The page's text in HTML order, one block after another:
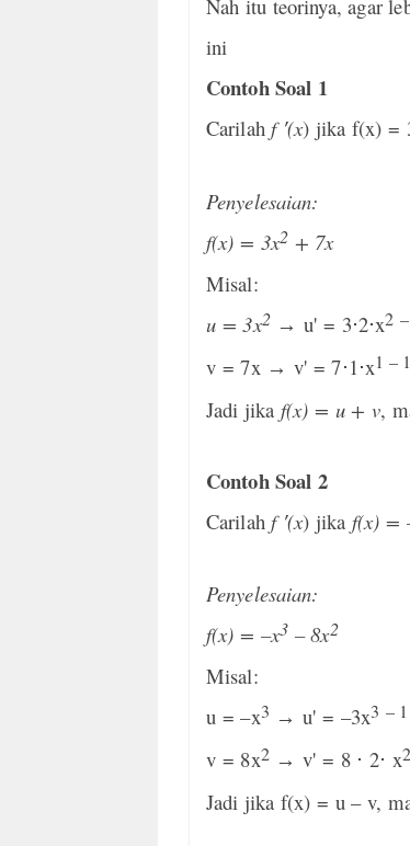
Nah itu teorinya, agar
ini
Contoh Soal 1
Carilahf ′(x) jika f(x) =
Penyelesaian:
f(x) = 3x2 + 7x
Misal:
u = 3x2 → u' = 3⋅2⋅x2
v = 7x → v' = 7⋅1⋅x1 – 1
Jadi jika f(x) = u + v,
Contoh Soal 2
Carilahf ′(x) jikaf(x) =
Penyelesaian:
f(x) = –x3 – 8x2
Misal:
u = –x3 → u' = –3x3 – 1
v = 8x2 → v' = 8 ⋅ 2⋅ x
Jadi jika f(x) = u – v,